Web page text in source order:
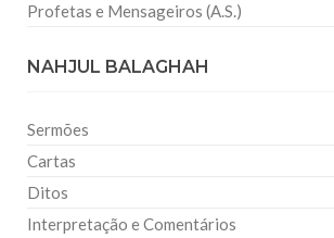
Profetas e Mensageiros (A.S.)
NAHJUL BALAGHAH
Sermões
Cartas
Ditos
Interpretação e Comentários